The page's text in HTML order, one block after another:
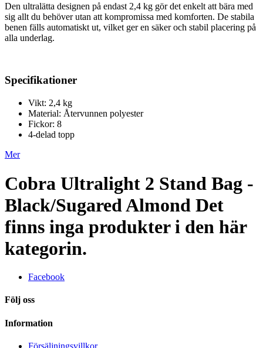
Den ultralätta designen på endast 2,4 kg gör det enkelt att bära med
sig allt du behöver utan att kompromissa med komforten. De stabila
benen fälls automatiskt ut, vilket ger en säker och stabil placering på
alla underlag.
Specifikationer
Vikt: 2,4 kg
Material: Återvunnen polyester
Fickor: 8
4-delad topp
Mer
Cobra Ultralight 2 Stand Bag -
Black/Sugared Almond Det
finns inga produkter i den här
kategorin.
Facebook
Följ oss
Information
Försäljningsvillkor